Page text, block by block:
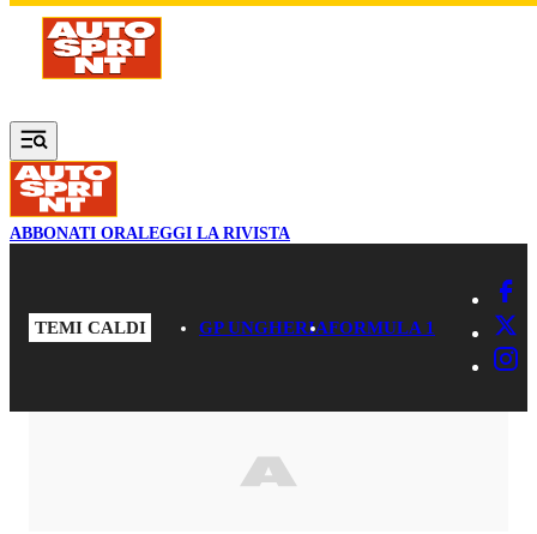
Vai al contenuto principale
ABBONATI ORALEGGI LA RIVISTA
TEMI CALDI GP UNGHERIAFORMULA 1